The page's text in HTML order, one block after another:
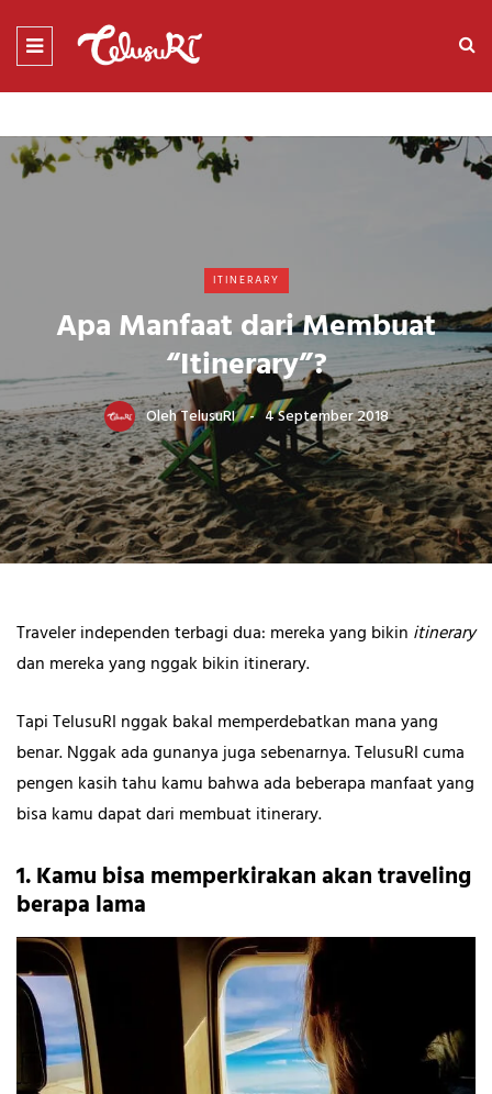
ITINERARY
Apa Manfaat dari Membuat
“Itinerary”?
OlehTelusuRI 4 September 2018
Traveler independen terbagi dua: mereka yang bikin itinerary
dan mereka yang nggak bikin itinerary.
Tapi TelusuRI nggak bakal memperdebatkan mana yang
benar. Nggak ada gunanya juga sebenarnya. TelusuRI cuma
pengen kasih tahu kamu bahwa ada beberapa manfaat yang
bisa kamu dapat dari membuat itinerary.
1. Kamu bisa memperkirakan akan traveling
berapa lama